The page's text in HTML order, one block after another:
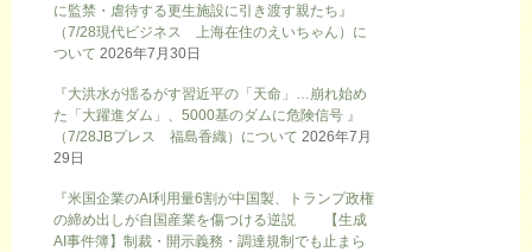
に監禁・虐待する更生施設に引き渡す親たち』
（7/28現代ビジネス 上海在住のえいちゃん）に
ついて 2026年7月30日
『大洪水が揺るがす習近平の「天命」…崩れ始め
た「大躍進ダム」、5000基のダムに危険信号 』
（7/28JBプレス 福島香織）について 2026年7月
29日
『米国企業のAI利用量6割が中国製、トランプ政権
の締め出しが自国産業を傷つける逆説 【生成
AI事件簿】制裁・開示義務・調達規制でも止まら